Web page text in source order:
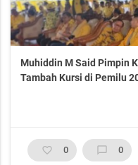
Muhiddin M Said Pimpin
Tambah Kursi di Pemilu
favorite_border 0 chat_bubble_outline 0